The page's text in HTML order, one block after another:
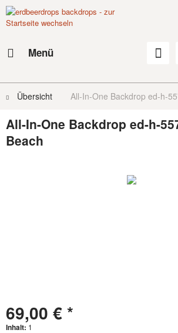
Menü
Übersicht All-In-One Backdrop ed-h-
All-In-One Backdrop ed-h-
Beach
69,00 € *
Inhalt: 1